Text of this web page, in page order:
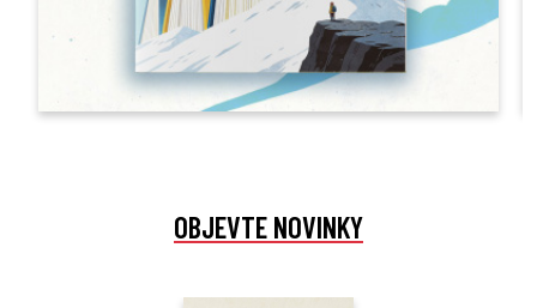
OBJEVTE NOVINKY